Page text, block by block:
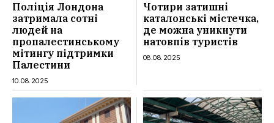
Поліція Лондона
затримала сотні
людей на
пропалестинському
мітингу підтримки
Палестини
10.08.2025
Чотири затишні
каталонські містечка,
де можна уникнути
натовпів туристів
08.08.2025